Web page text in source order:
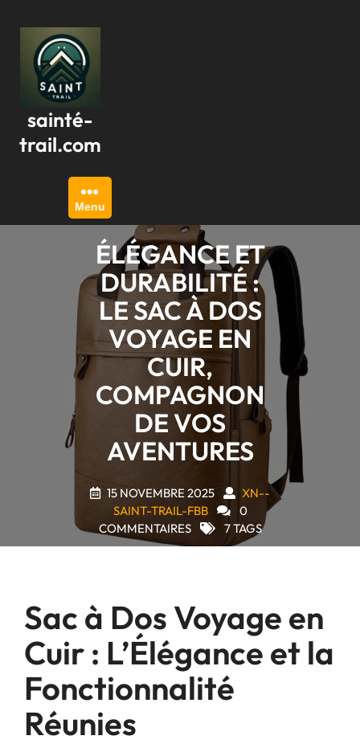
contenu
sainté-
trail.com
Menu
ÉLÉGANCE ET
DURABILITÉ :
LE SAC À DOS
VOYAGE EN
CUIR,
COMPAGNON
DE VOS
AVENTURES
15 NOVEMBRE 2025
XN--
SAINT-TRAIL-FBB
0
COMMENTAIRES
7 TAGS
Sac à Dos Voyage en
Cuir : L’Élégance et la
Fonctionnalité
Réunies